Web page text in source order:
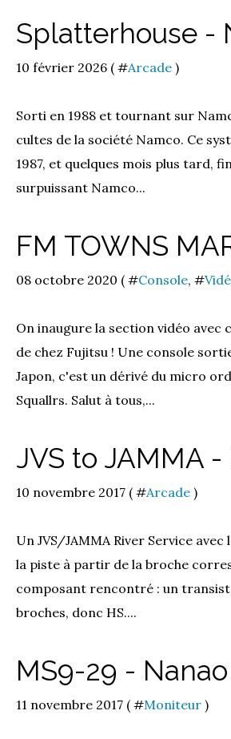
Splatterhouse -
10 février 2026 ( #Arcade )
Sorti en 1988 et tournant sur
cultes de la société Namco. Ce
1987, et quelques mois plus tard,
surpuissant Namco...
FM TOWNS
08 octobre 2020 ( #Console, #
On inaugure la section vidéo avec
de chez Fujitsu ! Une console
Japon, c'est un dérivé du micro
Squallrs. Salut à tous,...
JVS to JAMMA
10 novembre 2017 ( #Arcade )
Un JVS/JAMMA River Service
la piste à partir de la broche
composant rencontré : un
broches, donc HS....
MS9-29 - Nanao
11 novembre 2017 ( #Moniteur )